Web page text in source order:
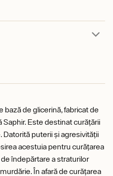
bază de glicerină, fabricat de
Este destinat curățării
puterii și agresivității
acestuia pentru curățarea
îndepărtare a straturilor
În afară de curățarea